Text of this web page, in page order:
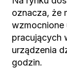
oznacza, że
wzmocnione
pracujących
urządzenia
godzin.